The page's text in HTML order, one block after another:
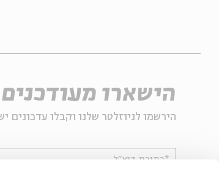
הישארו מעודכנים
הירשמו לניוזלטר שלנו וקבלו עדכונים
*כתובת דוא"ל